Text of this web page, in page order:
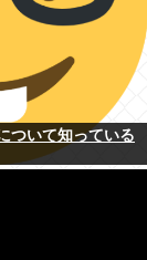
ついて知っている